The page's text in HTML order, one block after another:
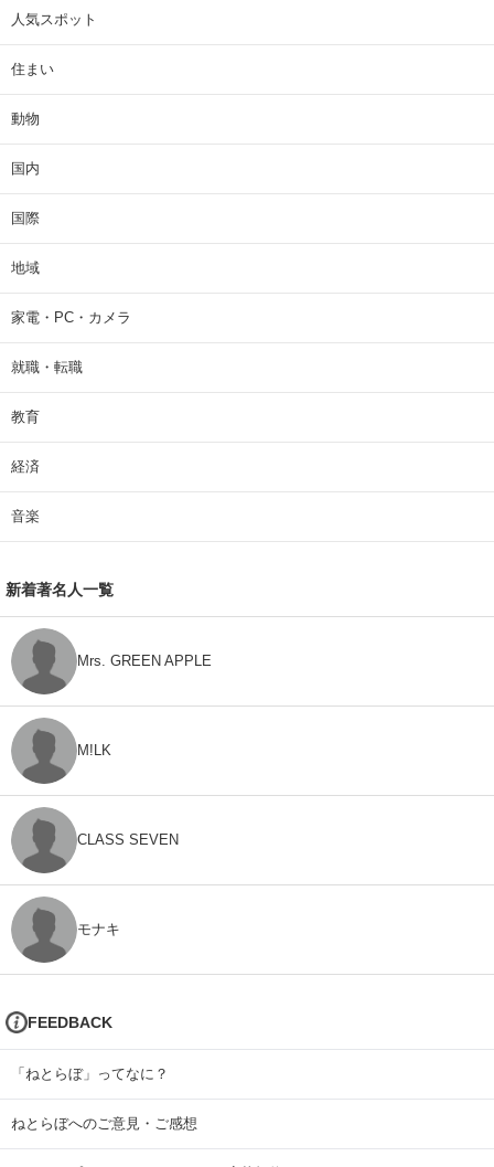
人気スポット
住まい
動物
国内
国際
地域
家電・PC・カメラ
就職・転職
教育
経済
音楽
新着著名人一覧
Mrs. GREEN APPLE
M!LK
CLASS SEVEN
モナキ
FEEDBACK
「ねとらぼ」ってなに？
ねとらぼへのご意見・ご感想